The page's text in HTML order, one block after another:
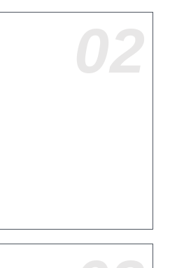
02